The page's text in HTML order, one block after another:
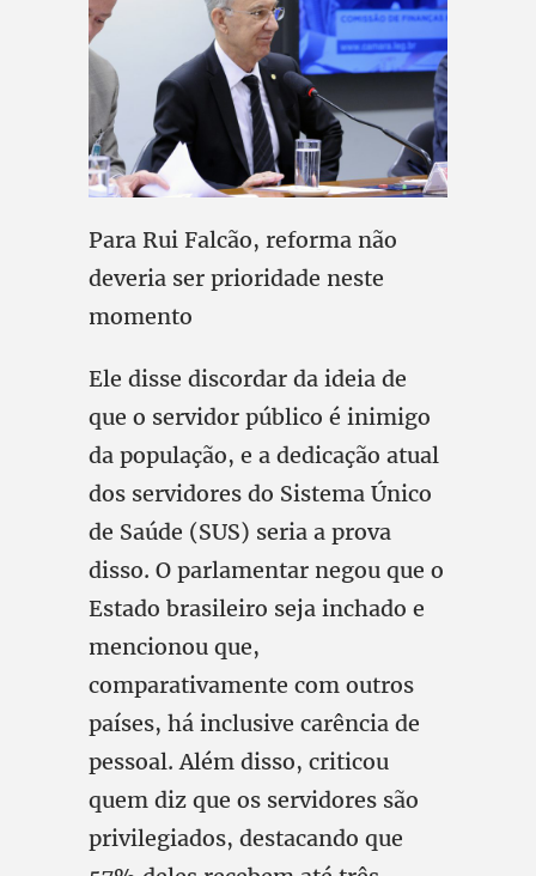
Para Rui Falcão, reforma não
deveria ser prioridade neste
momento
Ele disse discordar da ideia de
que o servidor público é inimigo
da população, e a dedicação atual
dos servidores do Sistema Único
de Saúde (SUS) seria a prova
disso. O parlamentar negou que o
Estado brasileiro seja inchado e
mencionou que,
comparativamente com outros
países, há inclusive carência de
pessoal. Além disso, criticou
quem diz que os servidores são
privilegiados, destacando que